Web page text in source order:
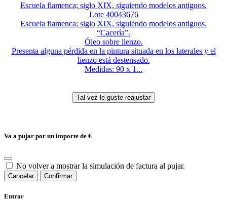
Escuela flamenca; siglo XIX, siguiendo modelos antiguos.
Lote 40043676
Escuela flamenca; siglo XIX, siguiendo modelos antiguos.
“Cacería”.
Óleo sobre lienzo.
Presenta alguna pérdida en la pintura situada en los laterales y el
lienzo está destensado.
Medidas: 90 x 1...
Va a pujar por un importe de €
No volver a mostrar la simulación de factura al pujar.
Cancelar Confirmar
Entrar